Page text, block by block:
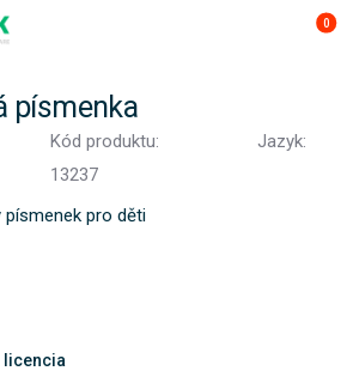
0
písmenka
Kód produktu:
13237
Jazyk:
pro děti
licencia